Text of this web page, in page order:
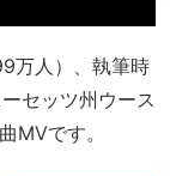
万人）、執筆時
セッツ州ウース
MVです。